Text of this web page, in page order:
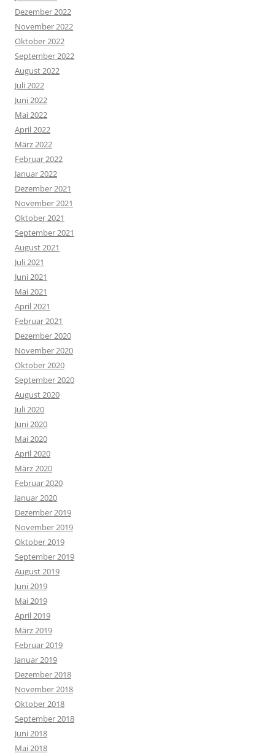
Dezember 2022
November 2022
Oktober 2022
September 2022
August 2022
Juli 2022
Juni 2022
Mai 2022
April 2022
März 2022
Februar 2022
Januar 2022
Dezember 2021
November 2021
Oktober 2021
September 2021
August 2021
Juli 2021
Juni 2021
Mai 2021
April 2021
Februar 2021
Dezember 2020
November 2020
Oktober 2020
September 2020
August 2020
Juli 2020
Juni 2020
Mai 2020
April 2020
März 2020
Februar 2020
Januar 2020
Dezember 2019
November 2019
Oktober 2019
September 2019
August 2019
Juni 2019
Mai 2019
April 2019
März 2019
Februar 2019
Januar 2019
Dezember 2018
November 2018
Oktober 2018
September 2018
Juni 2018
Mai 2018